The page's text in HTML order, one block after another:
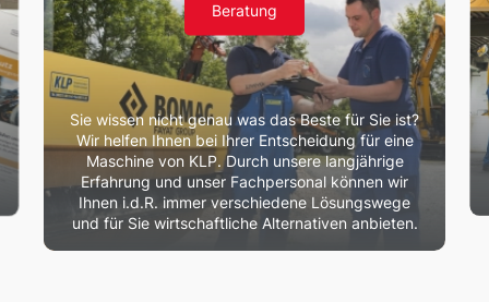
Beratung
Sie wissen nicht genau was das Beste für Sie ist?
Wir helfen Ihnen bei Ihrer Entscheidung für eine
Maschine von KLP. Durch unsere langjährige
Erfahrung und unser Fachpersonal können wir
Ihnen i.d.R. immer verschiedene Lösungswege
und für Sie wirtschaftliche Alternativen anbieten.